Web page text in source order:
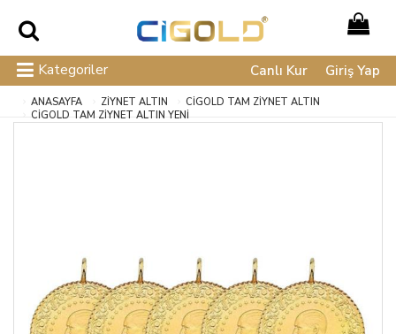
Kategoriler Canlı Kur Giriş Yap
ANASAYFA ZİYNET ALTIN
CIGOLD TAM ZIYNET ALTIN
CIGOLD TAM ZIYNET ALTIN YENI